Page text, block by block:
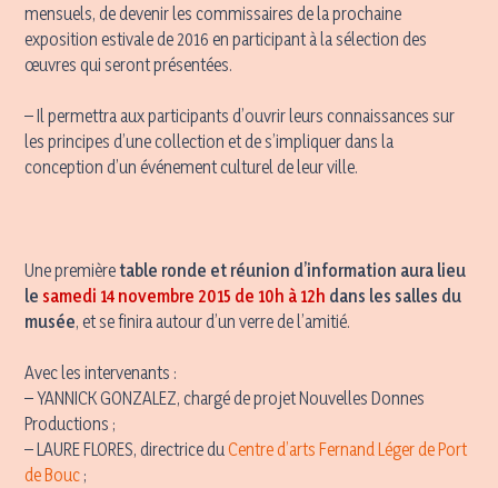
mensuels, de devenir les commissaires de la prochaine
exposition estivale de 2016 en participant à la sélection des
œuvres qui seront présentées.
– Il permettra aux participants d’ouvrir leurs connaissances sur
les principes d’une collection et de s’impliquer dans la
conception d’un événement culturel de leur ville.
Une premièretable ronde et réunion d’information aura lieu
le samedi 14 novembre 2015 de 10h à 12h dans les salles du
musée, et se finira autour d’un verre de l’amitié.
Avec les intervenants :
– YANNICK GONZALEZ, chargé de projet Nouvelles Donnes
Productions ;
– LAURE FLORES, directrice duCentre d’arts Fernand Léger de Port
de Bouc ;